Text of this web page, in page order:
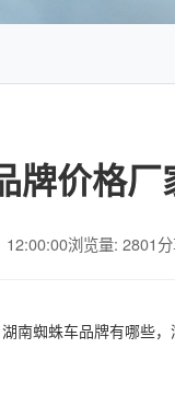
牌价格厂
12:00:00浏览量: 2801
南蜘蛛车品牌有哪些